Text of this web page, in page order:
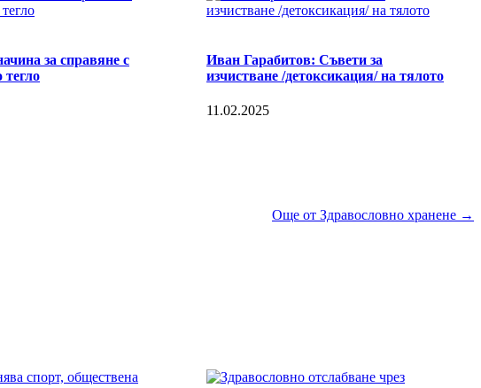
за справяне с
тегло
Иван Гарабитов: Съвети за
изчистване /детоксикация/ на тялото
11.02.2025
Още от Здравословно хранене →